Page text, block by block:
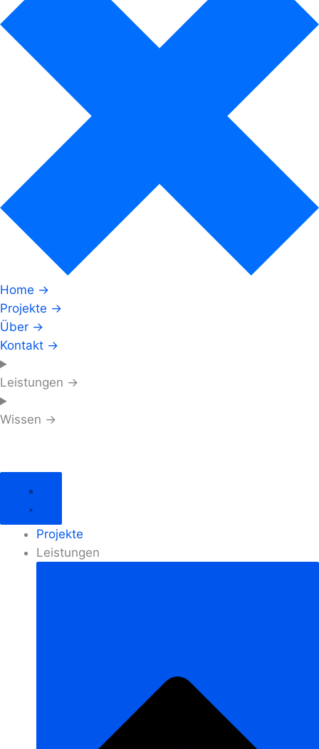
Home →
Projekte →
Über →
Kontakt →
Leistungen →
Wissen →
Projekte
Leistungen